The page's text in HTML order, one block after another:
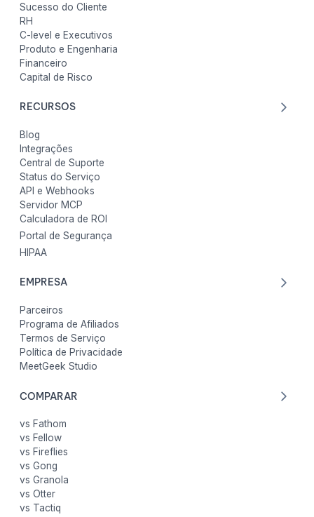
Sucesso do Cliente
RH
C-level e Executivos
Produto e Engenharia
Financeiro
Capital de Risco
RECURSOS
Blog
Integrações
Central de Suporte
Status do Serviço
API e Webhooks
Servidor MCP
Calculadora de ROI
Portal de Segurança
HIPAA
EMPRESA
Parceiros
Programa de Afiliados
Termos de Serviço
Política de Privacidade
MeetGeek Studio
COMPARAR
vs Fathom
vs Fellow
vs Fireflies
vs Gong
vs Granola
vs Otter
vs Tactiq